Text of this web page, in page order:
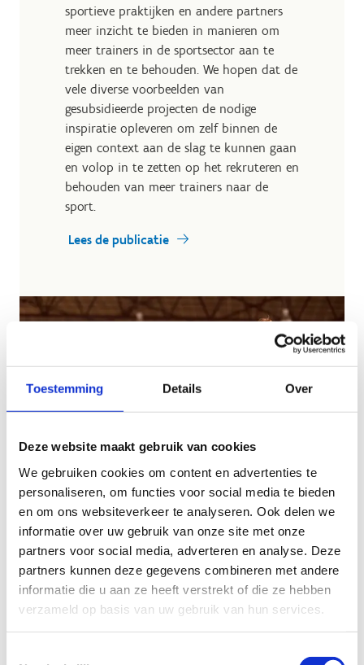
Toestemming Details Over
Deze website maakt gebruik van cookies
We gebruiken cookies om content en advertenties te
personaliseren, om functies voor social media te bieden
en om ons websiteverkeer te analyseren. Ook delen we
informatie over uw gebruik van onze site met onze
partners voor social media, adverteren en analyse. Deze
partners kunnen deze gegevens combineren met andere
informatie die u aan ze heeft verstrekt of die ze hebben
verzameld op basis van uw gebruik van hun services.
sportieve praktijken en andere partners
meer inzicht te bieden in manieren om
meer trainers in de sportsector aan te
trekken en te behouden. We hopen dat de
vele diverse voorbeelden van
gesubsidieerde projecten de nodige
inspiratie opleveren om zelf binnen de
eigen context aan de slag te kunnen gaan
en volop in te zetten op het rekruteren en
behouden van meer trainers naar de
sport.
Lees de publicatie